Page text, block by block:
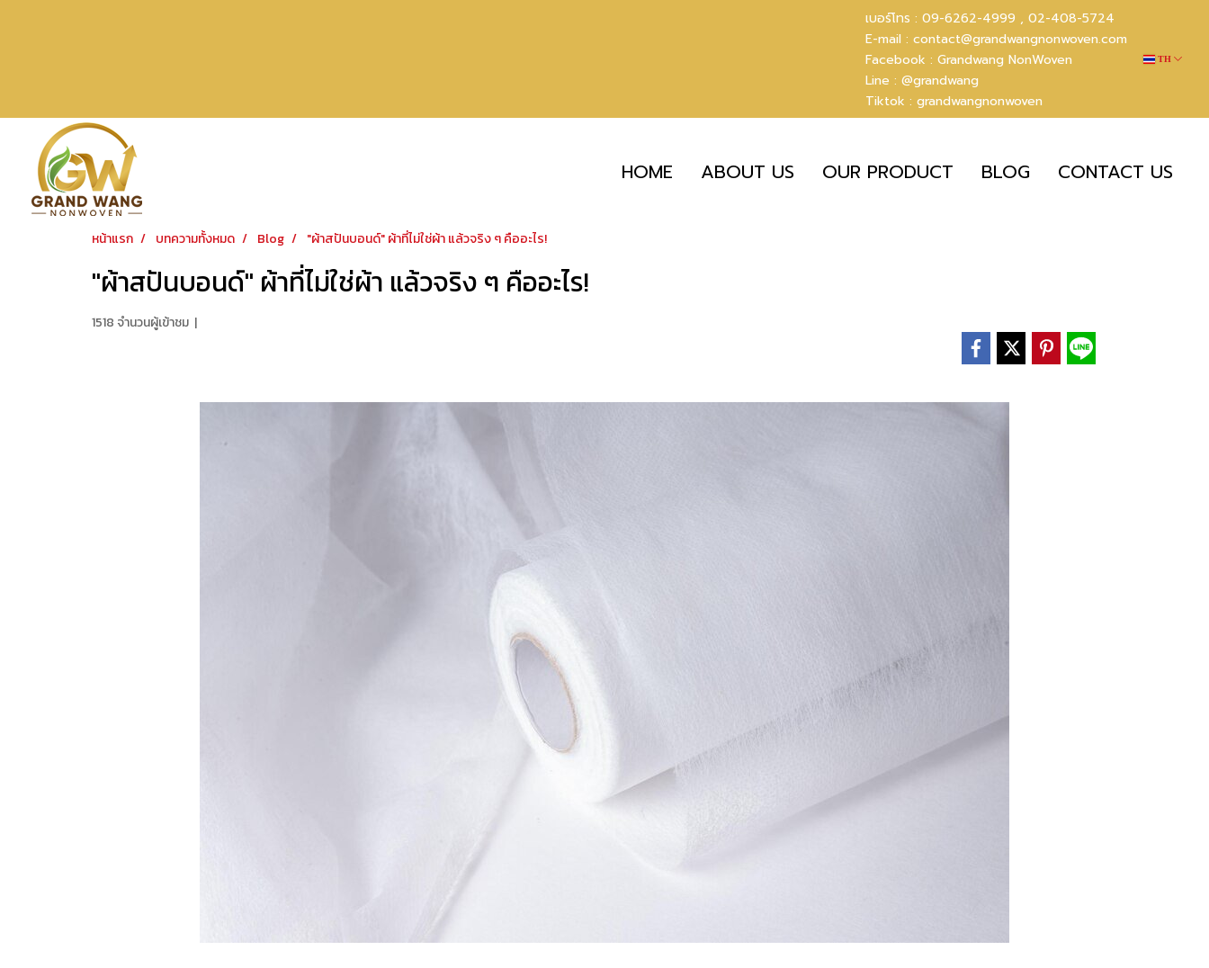
เบอร์โทร : 09-6262-4999 , 02-408-5724
E-mail : contact@grandwangnonwoven.com
Facebook : Grandwang NonWoven
Line : @grandwang
Tiktok : grandwangnonwoven
TH
HOME ABOUT US OUR PRODUCT BLOG CONTACT US
หน้าแรก บทความทั้งหมด Blog "ผ้าสปันบอนด์" ผ้าที่ไม่ใช่ผ้า แล้วจริง ๆ คืออะไร!
"ผ้าสปันบอนด์" ผ้าที่ไม่ใช่ผ้า แล้วจริง ๆ คืออะไร!
1518 จำนวนผู้เข้าชม |